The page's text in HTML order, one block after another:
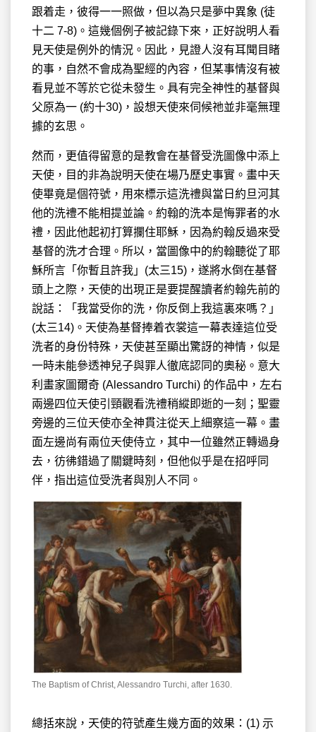
跟着走，彼得一一照做，但以為只是夢中異象 (徒
十二 7-8)。這幾個例子被記錄下來，正好說明人看
見天使是例外的情況。因此，見證人沒有耳聞目睹
的事，自然不會成為聖經的內容，但某事情沒有被
看見並不等於它從未發生。具有完全神性的基督與
父原為一 (約十30)，設想天使來伺候祂並非毫無理
據的玄思。
然而，更值得留意的是教會在基督受洗圖像中添上
天使，目的非為說明天使在場乃歷史事實。畫中天
使畢竟是個符號，用來標示這洗禮與當日約旦河其
他的洗禮不能相提並論。約翰的洗本是悔罪者的水
禮，因此他起初打算攔住耶穌，因為約翰反過來受
基督的洗才合理。所以，當圖像中的約翰聽從了耶
穌所言「你暫且許我」(太三15)，遂將水倒在基督
頭上之際，天使的出現正是要提醒讀者約翰先前的
說話：「我當受你的洗，你反倒上我這裏來嗎？」
(太三14)。天使為基督捧着衣裳這一幕表達這位受
洗者的身份特殊，天使甚至顯出驚訝的神情，似是
一時未能參透神兒子與罪人徹底認同的奧秘。意大
利畫家圖爾奇 (Alessandro Turchi) 的作品中，左右
兩邊四位天使引頸觀看洗禮稍縱即逝的一刻；聖靈
旁邊的三位天使亦全神貫注從天上細察這一幕。畫
面左邊尚有兩位天使侍立，其中一位雖然正轉過身
去，彷彿錯過了關鍵時刻，但他似乎是在招呼同
伴，指出這位受洗者與別人不同。
The Baptism of Christ, Alessandro Turchi, after 1630.
總括來說，天使的符號產生幾方面的效果：(1) 示